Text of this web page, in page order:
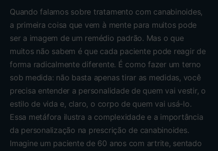
Quando falamos sobre tratamento com canabinoides,
a primeira coisa que vem à mente para muitos pode
ser a imagem de um remédio padrão. Mas o que
muitos não sabem é que cada paciente pode reagir de
forma radicalmente diferente. É como fazer um terno
sob medida: não basta apenas tirar as medidas, você
precisa entender a personalidade de quem vai vestir, o
estilo de vida e, claro, o corpo de quem vai usá-lo.
Essa metáfora ilustra a complexidade e a importância
da personalização na prescrição de canabinoides.
Imagine um paciente de 60 anos com artrite, sentado